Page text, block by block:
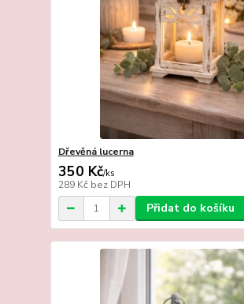
Dřevěná lucerna
350 Kč/ks
289 Kč bez DPH
Přidat do košíku